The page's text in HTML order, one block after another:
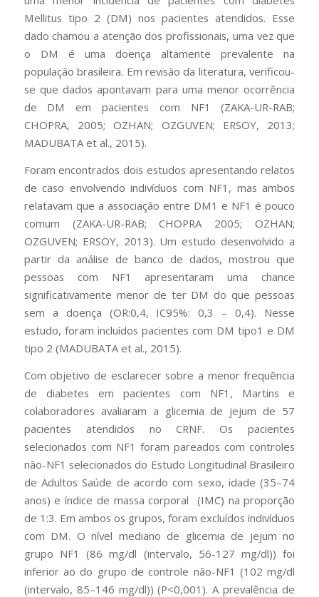
Mellitus tipo 2 (DM) nos pacientes atendidos. Esse
dado chamou a atenção dos profissionais, uma vez que
o DM é uma doença altamente prevalente na
população brasileira. Em revisão da literatura, verificou-
se que dados apontavam para uma menor ocorrência
de DM em pacientes com NF1 (ZAKA-UR-RAB;
CHOPRA, 2005; OZHAN; OZGUVEN; ERSOY, 2013;
MADUBATA et al., 2015).
Foram encontrados dois estudos apresentando relatos
de caso envolvendo indivíduos com NF1, mas ambos
relatavam que a associação entre DM1 e NF1 é pouco
comum (ZAKA-UR-RAB; CHOPRA 2005; OZHAN;
OZGUVEN; ERSOY, 2013). Um estudo desenvolvido a
partir da análise de banco de dados, mostrou que
pessoas com NF1 apresentaram uma chance
significativamente menor de ter DM do que pessoas
sem a doença (OR:0,4, IC95%: 0,3 – 0,4). Nesse
estudo, foram incluídos pacientes com DM tipo1 e DM
tipo 2 (MADUBATA et al., 2015).
Com objetivo de esclarecer sobre a menor frequência
de diabetes em pacientes com NF1, Martins e
colaboradores avaliaram a glicemia de jejum de 57
pacientes atendidos no CRNF. Os pacientes
selecionados com NF1 foram pareados com controles
não-NF1 selecionados do Estudo Longitudinal Brasileiro
de Adultos Saúde de acordo com sexo, idade (35–74
anos) e índice de massa corporal (IMC) na proporção
de 1:3. Em ambos os grupos, foram excluídos indivíduos
com DM. O nível mediano de glicemia de jejum no
grupo NF1 (86 mg/dl (intervalo, 56-127 mg/dl)) foi
inferior ao do grupo de controle não-NF1 (102 mg/dl
(intervalo, 85–146 mg/dl)) (P<0,001). A prevalência de